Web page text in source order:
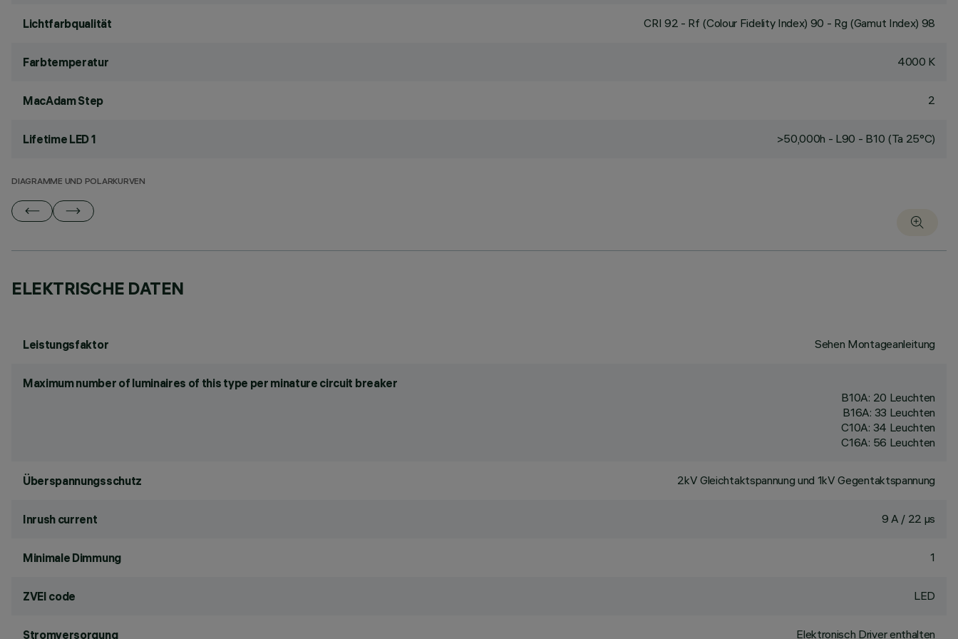
Lichtfarbqualität CRI 92 - Rf (Colour Fidelity Index) 90 - Rg (Gamut Index) 98
Farbtemperatur 4000 K
MacAdam Step 2
Lifetime LED 1 >50,000h - L90 - B10 (Ta 25°C)
DIAGRAMME UND POLARKURVEN
ELEKTRISCHE DATEN
Leistungsfaktor Sehen Montageanleitung
Maximum number of luminaires of this type per minature circuit breaker
B10A: 20 Leuchten
B16A: 33 Leuchten
C10A: 34 Leuchten
C16A: 56 Leuchten
Überspannungsschutz 2kV Gleichtaktspannung und 1kV Gegentaktspannung
Inrush current 9 A / 22 µs
Minimale Dimmung 1
ZVEI code LED
Stromversorgung Elektronisch Driver enthalten